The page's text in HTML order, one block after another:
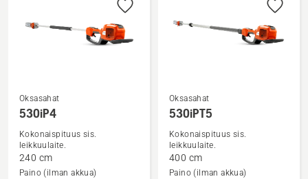
Katso
tuotteesta
530iP4
Oksasahat
530iP4
Kokonaispituus sis.
leikkuulaite.
240 cm
Paino (ilman akkua)
Katso
tuotteesta
530iPT5
Oksasahat
530iPT5
Kokonaispituus sis.
leikkuulaite.
400 cm
Paino (ilman akkua)